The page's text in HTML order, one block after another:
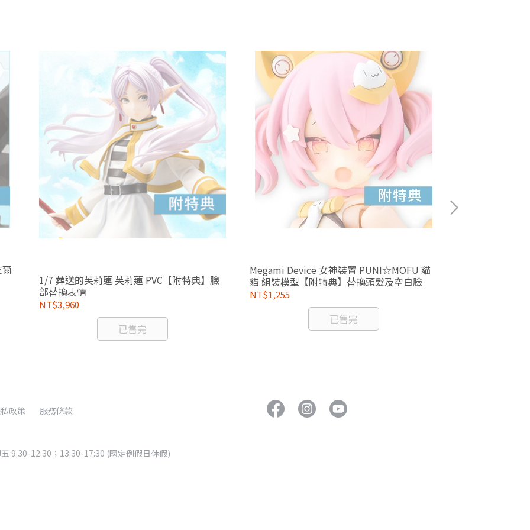
1/7 葬送的芙莉蓮 芙莉蓮 PVC【附特典】臉
部替換表情
NT$3,960
已售完
Megami Device 女神裝置 PUNI☆MOFU 貓
貓 組裝模型【附特典】替換頭髮及空白臉
NT$1,255
已售完
政策 服務條款
9:30-12:30；13:30-17:30 (國定例假日休假)